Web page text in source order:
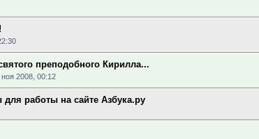
преподобного Кирилла...
ноя 2008, 00:12
работы на сайте Азбука.ру